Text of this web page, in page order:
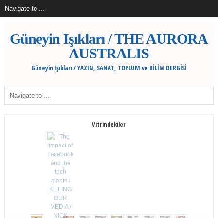
Güneyin Işıkları / THE AURORA
AUSTRALIS
Güneyin Işıkları / YAZIN, SANAT, TOPLUM ve BİLİM DERGİSİ
Vitrindekiler